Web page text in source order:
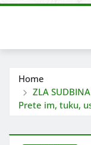
Home
ZLA
Prete im, tuku,